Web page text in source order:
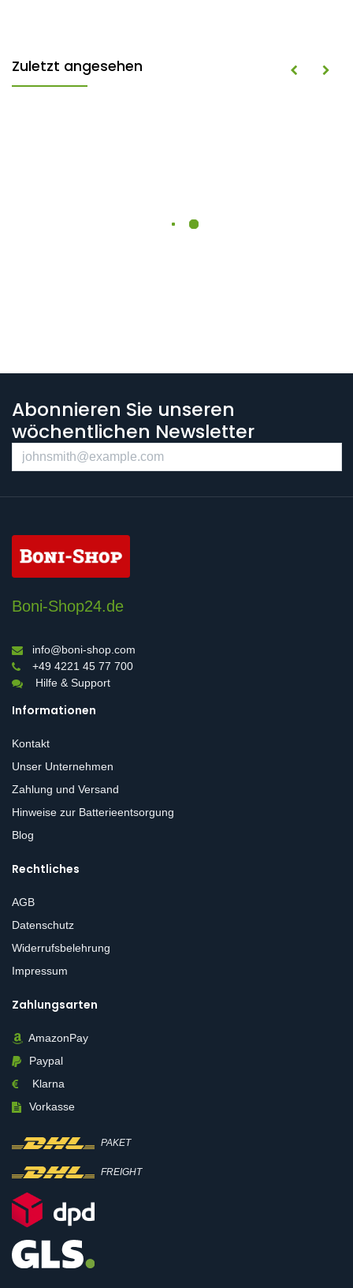
Zuletzt angesehen
Abonnieren Sie unseren
wöchentlichen Newsletter
Boni-Shop24.de
info@boni-shop.com
+49 4221 45 77 700
Hilfe & Support
Informationen
Kontakt
Unser Unternehmen
Zahlung und Versand
Hinweise zur Batterieentsorgung
Blog
Rechtliches
AGB
Datenschutz
Widerrufsbelehrung
Impressum
Zahlungsarten
AmazonPay
Paypal
Klarna
Vorkasse
PAKET
FREIGHT